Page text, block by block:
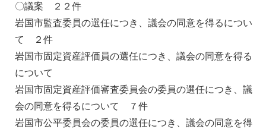
〇議案 ２２件
岩国市監査委員の選任につき、議会の同意を得るについ
て ２件
岩国市固定資産評価員の選任につき、議会の同意を得る
について
岩国市固定資産評価審査委員会の委員の選任につき、議
会の同意を得るについて ７件
岩国市公平委員会の委員の選任につき、議会の同意を得